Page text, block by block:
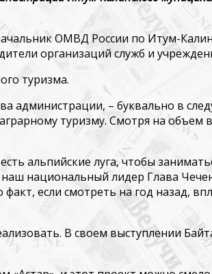
ОМВД России по Итум-
организаций служб и
туризма.
администрации, – буквально в
туризму. Смотря на объем
альпийские луга, чтобы
национальный лидер Глава
если смотреть на год назад,
В своем выступлении